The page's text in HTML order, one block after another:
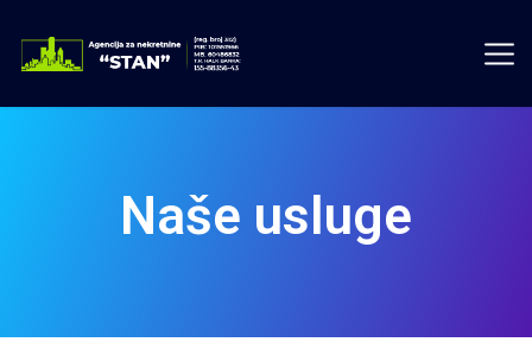
Naše usluge